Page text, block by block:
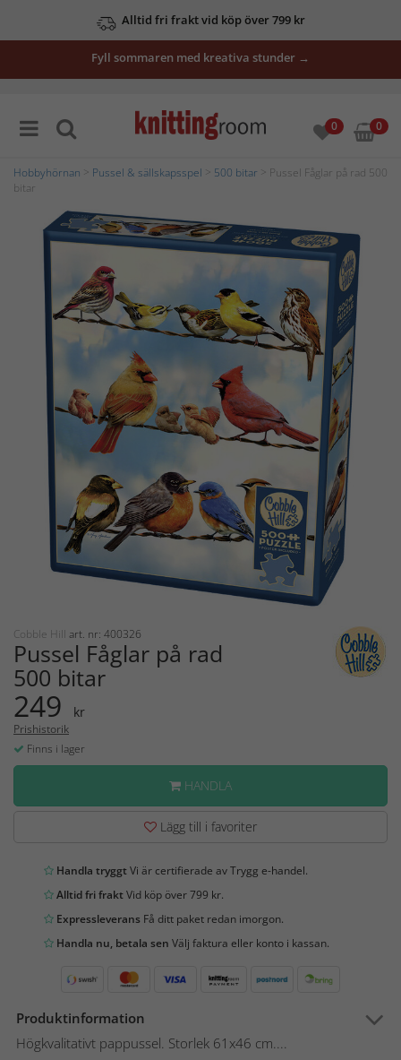
Alltid fri frakt vid köp över 799 kr
Fyll sommaren med kreativa stunder →
0 0
Hobbyhörnan Pussel & sällskapsspel 500 bitar > Pussel Fåglar på rad 500
bitar
Cobble Hill art. nr: 400326
Pussel Fåglar på rad
500 bitar
249 kr
Prishistorik
Finns i lager
HANDLA
Lägg till i favoriter
Handla tryggtVi är certifierade av Trygg e-handel.
Alltid fri fraktVid köp över 799 kr.
Expressleverans Få ditt paket redan imorgon.
Handla nu, betala sen Välj faktura eller konto i kassan.
Produktinformation
Högkvalitativt pappussel. Storlek 61x46 cm....